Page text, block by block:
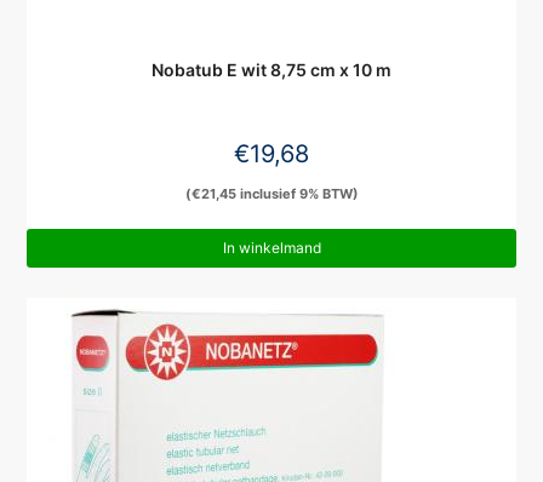
Nobatub E wit 8,75 cm x 10 m
€19,68
(€21,45inclusief 9% BTW)
In winkelmand